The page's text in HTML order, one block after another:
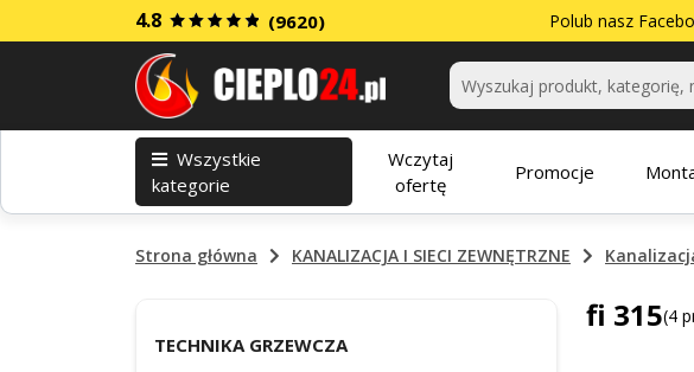
4.8 (9620) Polub nasz
Kategorie
Wszystkie
kategorie
Wczytaj
ofertę
Promocje
Strona główna KANALIZACJA I SIECI ZEWNĘTRZNE
TECHNIKA GRZEWCZA
fi 315(4